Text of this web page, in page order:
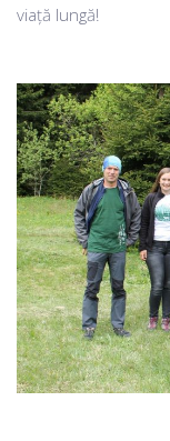
viață lungă!